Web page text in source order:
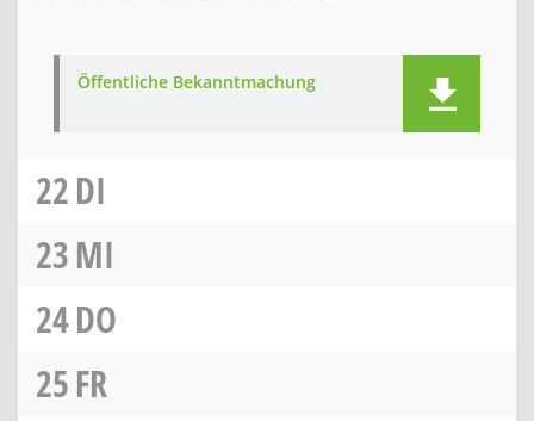
Öffentliche Bekanntmachung
22DI
23MI
24DO
25FR